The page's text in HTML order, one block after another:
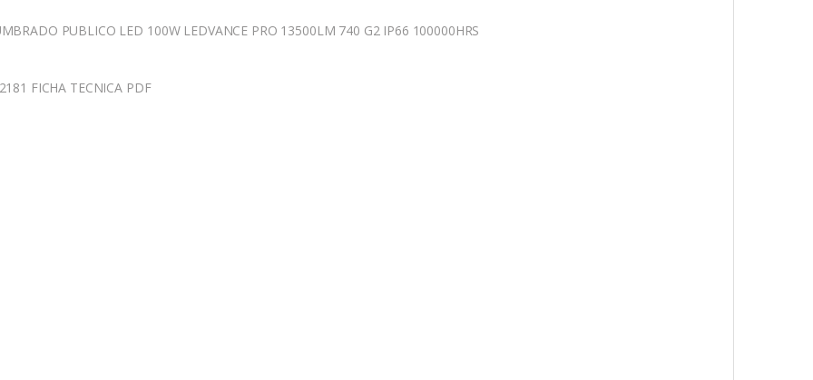
PUBLICO LED 100W LEDVANCE PRO 13500LM 740 G2 IP66 100000HRS
FICHA TECNICA PDF